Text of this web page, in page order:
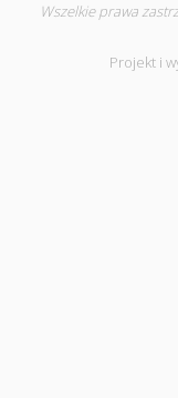
Wszelkie prawa
Projekt i